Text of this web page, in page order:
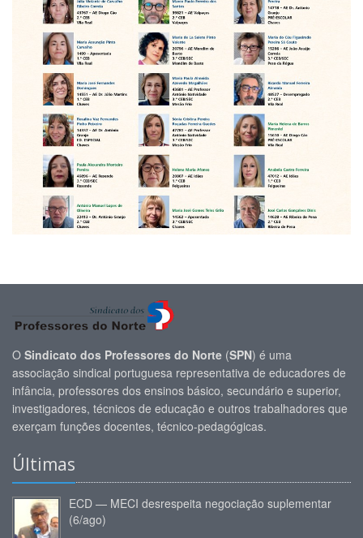
O Sindicato dos Professores do Norte (SPN) é uma
associação sindical portuguesa representativa de educadores de
infância, professores dos ensinos básico, secundário e superior,
investigadores, técnicos de educação e outros trabalhadores que
exerçam funções docentes, técnico-pedagógicas.
Últimas
ECD — MECI desrespeita negociação suplementar
(6/ago)